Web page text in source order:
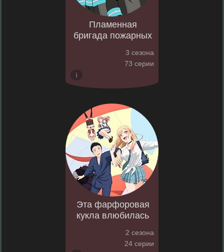
Пламенная
бригада пожарных
3 сезона
73 серии
Эта фарфоровая
кукла влюбилась
2 сезона
24 серии